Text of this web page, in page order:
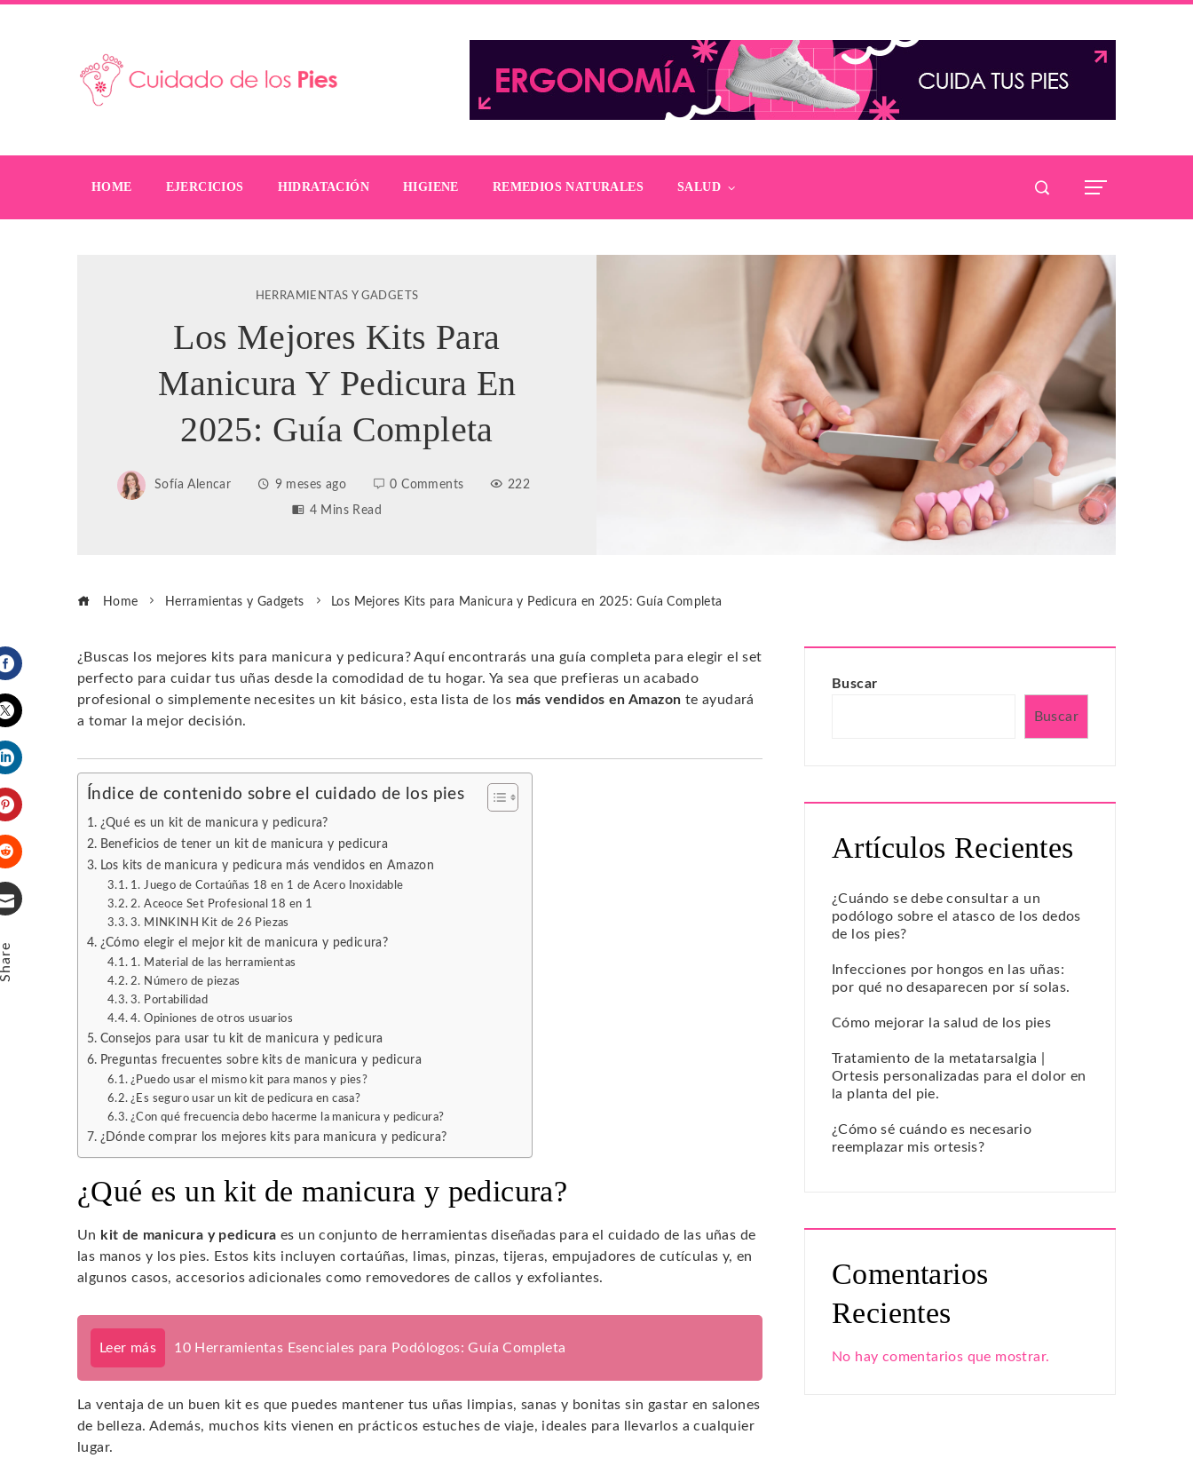
HOME EJERCICIOS HIDRATACIÓN HIGIENE REMEDIOS NATURALES SALUD
HERRAMIENTAS Y GADGETS
Los Mejores Kits Para
Manicura Y Pedicura En
2025: Guía Completa
Sofía Alencar 9 meses ago 0 Comments
222
4 Mins Read
Home Herramientas y Gadgets Los Mejores Kits para Manicura y Pedicura en 2025: Guía Completa
Facebook
Twitter
LinkedIn
Pinterest
Stumbleupon
¿Buscas los mejores kits para manicura y pedicura? Aquí encontrarás una guía completa para elegir el set
perfecto para cuidar tus uñas desde la comodidad de tu hogar. Ya sea que prefieras un acabado
profesional o simplemente necesites un kit básico, esta lista de los más vendidos en Amazon te ayudará
a tomar la mejor decisión.
Índice de contenido sobre el cuidado de los pies
¿Qué es un kit de manicura y pedicura?
Beneficios de tener un kit de manicura y pedicura
Los kits de manicura y pedicura más vendidos en Amazon
1. Juego de Cortaúñas 18 en 1 de Acero Inoxidable
2. Aceoce Set Profesional 18 en 1
3. MINKINH Kit de 26 Piezas
¿Cómo elegir el mejor kit de manicura y pedicura?
1. Material de las herramientas
2. Número de piezas
3. Portabilidad
4. Opiniones de otros usuarios
Consejos para usar tu kit de manicura y pedicura
Preguntas frecuentes sobre kits de manicura y pedicura
¿Puedo usar el mismo kit para manos y pies?
¿Es seguro usar un kit de pedicura en casa?
¿Con qué frecuencia debo hacerme la manicura y pedicura?
¿Dónde comprar los mejores kits para manicura y pedicura?
¿Qué es un kit de manicura y pedicura?
Un kit de manicura y pedicura es un conjunto de herramientas diseñadas para el cuidado de las uñas de
las manos y los pies. Estos kits incluyen cortaúñas, limas, pinzas, tijeras, empujadores de cutículas y, en
algunos casos, accesorios adicionales como removedores de callos y exfoliantes.
Leer más 10 Herramientas Esenciales para Podólogos: Guía Completa
La ventaja de un buen kit es que puedes mantener tus uñas limpias, sanas y bonitas sin gastar en salones
de belleza. Además, muchos kits vienen en prácticos estuches de viaje, ideales para llevarlos a cualquier
lugar.
Buscar
Buscar
Artículos Recientes
¿Cuándo se debe consultar a un
podólogo sobre el atasco de los dedos
de los pies?
Infecciones por hongos en las uñas:
por qué no desaparecen por sí solas.
Cómo mejorar la salud de los pies
Tratamiento de la metatarsalgia |
Ortesis personalizadas para el dolor en
la planta del pie.
¿Cómo sé cuándo es necesario
reemplazar mis ortesis?
Comentarios
Recientes
No hay comentarios que mostrar.